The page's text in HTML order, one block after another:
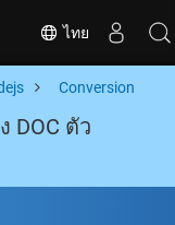
ไทย
Conversion
DOC ตัว